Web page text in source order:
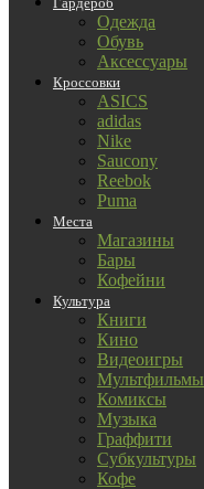
Одежда
Обувь
Аксессуары
Кроссовки
ASICS
adidas
Nike
Saucony
Reebok
Puma
Места
Магазины
Бары
Кофейни
Культура
Книги
Кино
Видеоигры
Мультфильмы
Комиксы
Музыка
Граффити
Субкультуры
Кофе